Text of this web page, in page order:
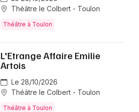
Théâtre le Colbert - Toulon
Théâtre à Toulon
L'Etrange Affaire Emilie
Artois
Le 28/10/2026
Théâtre le Colbert - Toulon
Théâtre à Toulon